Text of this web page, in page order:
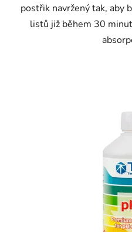
postřik navržený tak, aby
listů již během 30